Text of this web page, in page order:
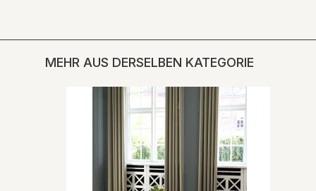
MEHR AUS DERSELBEN KATEGORIE